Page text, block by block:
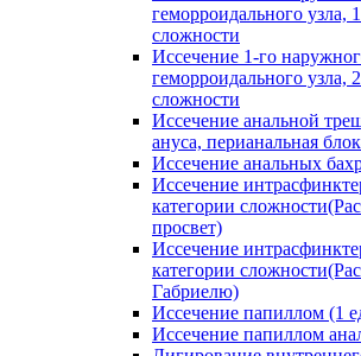
геморроидального узла,
сложности
Иссечение 1-го
геморроидального узла,
сложности
Иссечение анальной
ануса, перианальная
Иссечение анальных
Иссечение
категории
просвет)
Иссечение
категории
Габриелю)
Иссечение папиллом (1
Иссечение папиллом